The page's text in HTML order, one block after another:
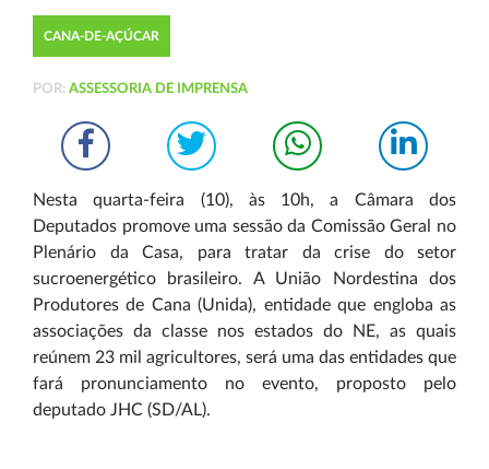
CANA-DE-AÇÚCAR
POR: ASSESSORIA DE IMPRENSA
Nesta quarta-feira (10), às 10h, a Câmara dos
Deputados promove uma sessão da Comissão Geral no
Plenário da Casa, para tratar da crise do setor
sucroenergético brasileiro. A União Nordestina dos
Produtores de Cana (Unida), entidade que engloba as
associações da classe nos estados do NE, as quais
reúnem 23 mil agricultores, será uma das entidades que
fará pronunciamento no evento, proposto pelo
deputado JHC (SD/AL).